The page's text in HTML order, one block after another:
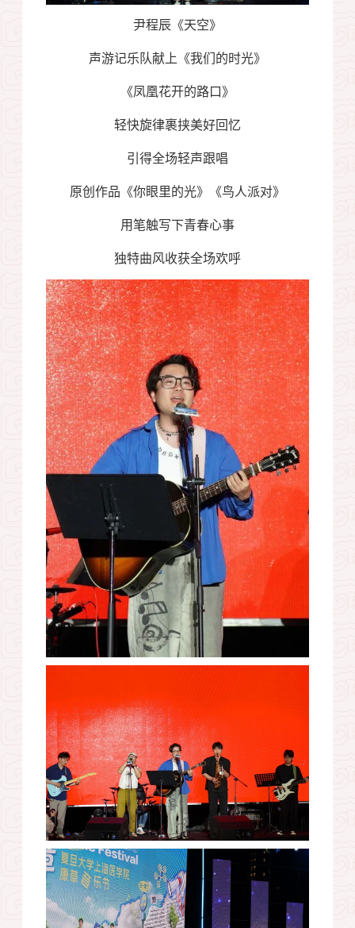
尹程辰《天空》
声游记乐队献上《我们的时光》
《凤凰花开的路口》
轻快旋律裹挟美好回忆
引得全场轻声跟唱
原创作品《你眼里的光》《鸟人派对》
用笔触写下青春心事
独特曲风收获全场欢呼